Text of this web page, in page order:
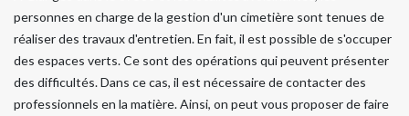
personnes en charge de la gestion d'un cimetière sont tenues de
réaliser des travaux d'entretien. En fait, il est possible de s'occuper
des espaces verts. Ce sont des opérations qui peuvent présenter
des difficultés. Dans ce cas, il est nécessaire de contacter des
professionnels en la matière. Ainsi, on peut vous proposer de faire